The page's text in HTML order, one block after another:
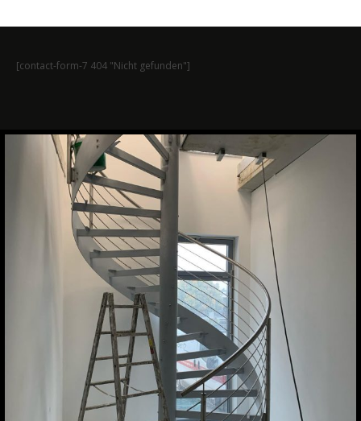
[contact-form-7 404 "Nicht gefunden"]